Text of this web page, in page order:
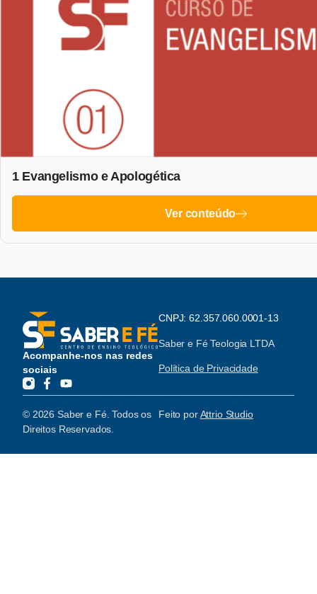
1 Evangelismo e Apologética
Ver conteúdo
Acompanhe-nos nas redes
sociais
CNPJ: 62.357.060.0001-13
Saber e Fé Teologia LTDA
Política de Privacidade
© 2026 Saber e Fé. Todos os
Direitos Reservados.
Feito porAttrio Studio